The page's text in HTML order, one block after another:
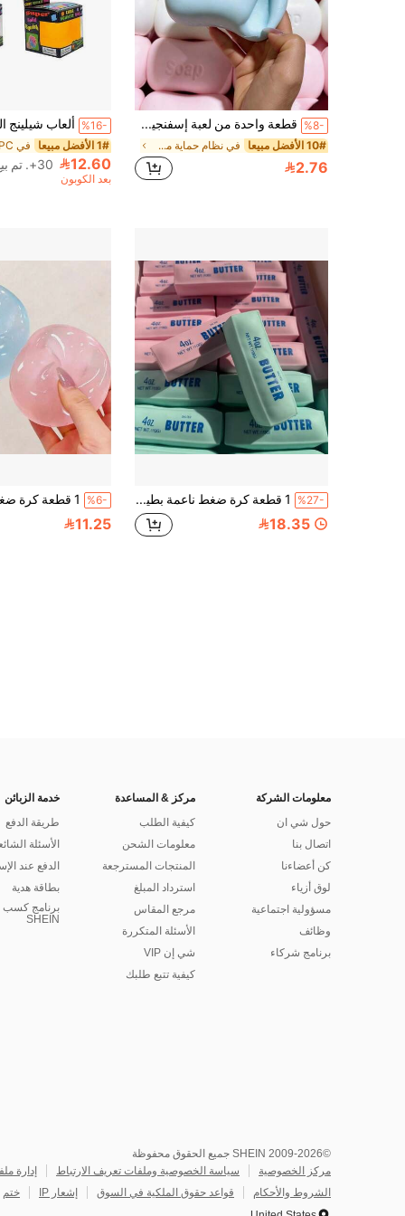
%8- قطعة واحدة من لعبة إسفنجية على شكل صابون لطيفة، لعبة تخفيف الضغط بأصابع اليد ناعمة بطيئة الارتداد، لعبة يد صغيرة بلون ماكرون لتخفيف الضغط، لعبة حسية يومية لطيفة، هدية حفلة للأطفال وتخفيف القلق للمكتب
10# الأفضل مبيعا في نظام حماية من الصدمات مجموعات حرفية للأزياء للأ
2.76
%16-
1# الأفضل مبيعا
12.60 30+. تم بيع
بعد الكوبون
%27- 1 قطعة كرة ضغط ناعمة بطيئة الارتداد بألوان أصفر وأخضر ووردي على شكل عصا زبدة، لعبة تخفيف التوتر مرنة وناعمة 4 أونصة، لعبة مملحة، سكويشي، سكويش مقرمش، سكويش زبدة مقرمش، سرية، كرة ضغط، كرة سلاشي، ألعاب سكويشي، لعبة تخفيف التوتر سكويشي، سكويش دمبلينغ، ألعاب للبالغين
18.35
%6-
11.25
معلومات الشركة
حول شي ان
اتصال بنا
كن أعضاءنا
لوق أزياء
مسؤولية اجتماعية
وظائف
برنامج شركاء
مركز & المساعدة
كيفية الطلب
معلومات الشحن
المنتجات المسترجعة
استرداد المبلغ
مرجع المقاس
الأسئلة المتكررة
شي إن VIP
كيفية تتبع طلبك
خدمة الزبائن
طريقة الدفع
الأسئلة
الدفع عند
بطاقة هدية
برنامج كسب
SHEIN
©2009-2026 SHEIN جميع الحقوق محفوظة
مركز الخصوصية
سياسة الخصوصية وملفات تعريف الارتباط
إدارة
الشروط والأحكام
قواعد حقوق الملكية في السوق إشعار IP ختم